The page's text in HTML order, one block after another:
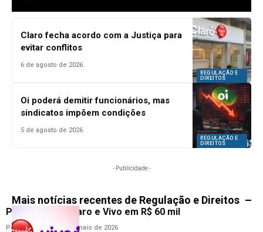
REGULAÇÃO E
DIREITOS
Claro fecha acordo com a Justiça para
evitar conflitos
6 de agosto de 2026
REGULAÇÃO E
DIREITOS
Oi poderá demitir funcionários, mas
sindicatos impõem condições
5 de agosto de 2026
- Publicidade -
Mais notícias recentes de Regulação e Direitos
Procon multa Claro e Vivo em R$ 60 mil
PorCristino Melo 20 de maio de 2026